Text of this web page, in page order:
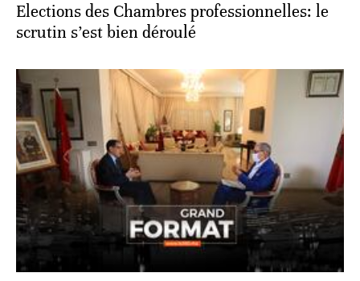
Elections des Chambres professionnelles: le
scrutin s’est bien déroulé